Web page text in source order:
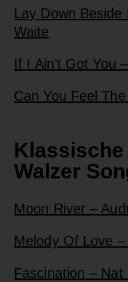
Lay Down
Waite
If I Ain’t Got You
Can You Feel
Walzer
Moon River –
Melody Of Love
Fascination – Nat